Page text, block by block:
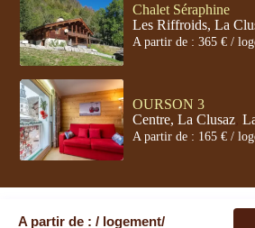
Chalet Séraphine
Les Riffroids, La
A partir de : 365 € /
OURSON 3
Centre, La Clusaz,
A partir de : 165 € /
Copyright . ARAVIS-
Privacy Policy
Terms and
A partir de : / logement/